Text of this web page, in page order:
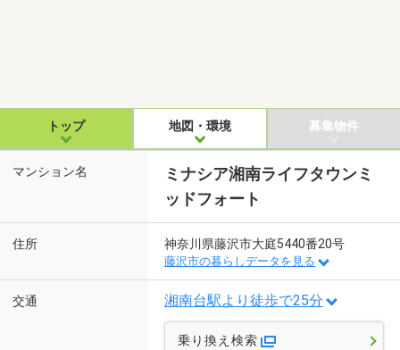
トップ 地図・環境 募集物件
マンション名
ミナシア湘南ライフタウンミ
ッドフォート
住所 神奈川県藤沢市大庭5440番20号
藤沢市の暮らしデータを見る
交通 湘南台駅より徒歩で25分
乗り換え検索